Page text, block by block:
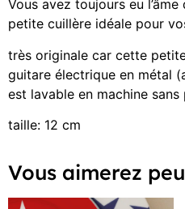
Vous avez toujours eu
petite cuillère idéale pour
très originale car cette
guitare électrique en métal
est lavable en machine sans
taille: 12 cm
Vous aimerez